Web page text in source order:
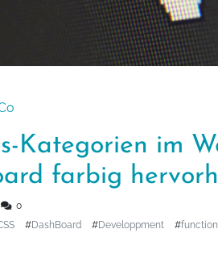
Kategorien im
farbig
0
#DashBoard #Developpment #